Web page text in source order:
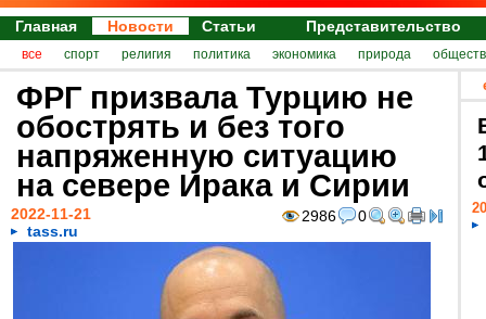
Главная Новости Статьи Представительство
все спорт религия политика экономика природа
ФРГ призвала Турцию не
обострять и без того
напряженную ситуацию
на севере Ирака и Сирии
2986 0
2022-11-21
tass.ru